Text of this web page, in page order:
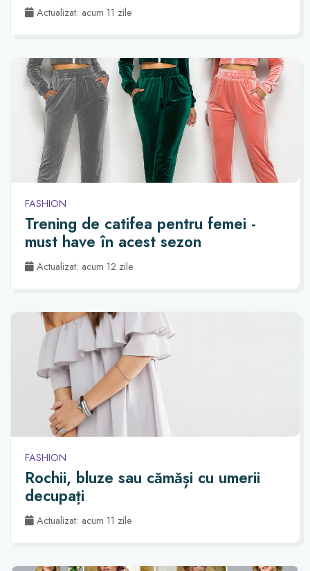
Actualizat: acum 11 zile
FASHION
Trening de catifea pentru femei -
must have în acest sezon
Actualizat: acum 12 zile
FASHION
Rochii, bluze sau cămăși cu umerii
decupați
Actualizat: acum 11 zile